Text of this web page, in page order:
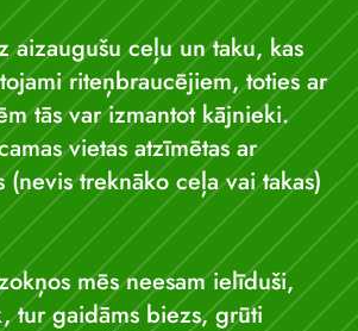
ceļu un taku, kas
riteņbraucējiem, toties ar
tās var izmantot kājnieki.
vietas atzīmētas ar
(nevis treknāko ceļa vai takas)
mēs neesam ielīduši,
tur gaidāms biezs, grūti